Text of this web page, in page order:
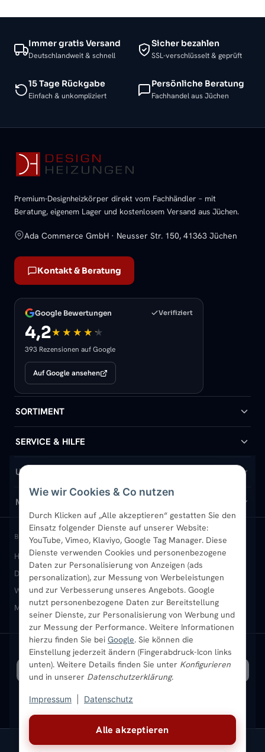
Alle akzeptieren
Wie wir Cookies & Co nutzen
Durch Klicken auf „Alle akzeptieren“ gestatten Sie den
Einsatz folgender Dienste auf unserer Website:
YouTube, Vimeo, Klaviyo, Google Tag Manager. Diese
Dienste verwenden Cookies und personenbezogene
Daten zur Personalisierung von Anzeigen (ads
personalization), zur Messung von Werbeleistungen
und zur Verbesserung unseres Angebots. Google
nutzt personenbezogene Daten zur Bereitstellung
seiner Dienste, zur Personalisierung von Werbung und
zur Messung der Performance. Weitere Informationen
hierzu finden Sie bei Google. Sie können die
Einstellung jederzeit ändern (Fingerabdruck-Icon links
unten). Weitere Details finden Sie unter Konfigurieren
und in unserer Datenschutzerklärung.
Impressum Datenschutz
Immer gratis Versand
Deutschlandweit & schnell
Sicher bezahlen
SSL-verschlüsselt & geprüft
15 Tage Rückgabe
Einfach & unkompliziert
Persönliche Beratung
Fachhandel aus Jüchen
Premium-Designheizkörper direkt vom Fachhändler – mit
Beratung, eigenem Lager und kostenlosem Versand aus Jüchen.
Ada Commerce GmbH · Neusser Str. 150, 41363 Jüchen
Kontakt & Beratung
Google Bewertungen Verifiziert
4,2
393 Rezensionen auf Google
Auf Google ansehen
SORTIMENT
Badheizkörper
Handtuchheizkörper
Design-Heizkörper
Paneelheizkörper
Vertikal-Heizkörper
Heizkörper-Zubehör
SERVICE & HILFE
Hilfe & Kontakt
Versand & Lieferung
Rückgabe & Widerruf
Garantie & Gewährleistung
Montageservice vor Ort
Sendung verfolgen
UNTERNEHMEN
Wir über uns
Standort & Abholung Jüchen
B2B-Kunden
Karriere
Ratgeber
Bestpreisgarantie
MEIN KONTO
Anmelden / Mein Konto
Merkliste
Newsletter
Aktuelle Angebote
BELIEBTE KATEGORIEN
Heizkörper kaufenBadheizkörperHandtuchheizkörper
Design-Heizkörper
Paneelheizkörper Vertikal-Heizkörper
WandheizkörperWohnraum-HeizkörperBadheizkörper Schwarz
Mischbetrieb-HeizkörperHeizkörper-ZubehörAktuelle Angebote
SICHERE ZAHLUNG VERSAND MIT